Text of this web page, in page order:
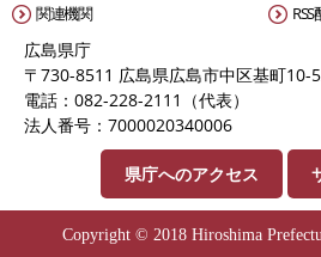
関連機関
広島県庁
〒730-8511 広島県広島市中区基町10-
電話：082-228-2111（代表）
法人番号：7000020340006
県庁へのアクセス
Copyright © 2018 Hiroshima